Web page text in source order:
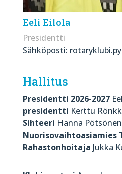
Eeli Eilola
Presidentti
Sähköposti:
Hallitus
Presidentti 2026-2027
presidentti Kerttu
Sihteeri Hanna Pötsönen
Nuorisovaihtoasiamies
Rahastonhoitaja Jukka